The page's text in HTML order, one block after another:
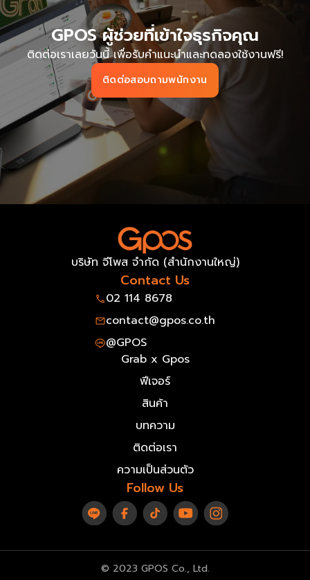
GPOS ผู้ช่วยที่เข้าใจธุรกิจคุณ
ติดต่อเราเลยวันนี้ เพื่อรับคำแนะนำและทดลองใช้งานฟรี!
ติดต่อสอบถามพนักงาน
บริษัท จีโพส จำกัด (สำนักงานใหญ่)
Contact Us
02 114 8678
contact@gpos.co.th
@GPOS
Grab x Gpos
ฟีเจอร์
สินค้า
บทความ
ติดต่อเรา
ความเป็นส่วนตัว
Follow Us
© 2023 GPOS Co., Ltd.